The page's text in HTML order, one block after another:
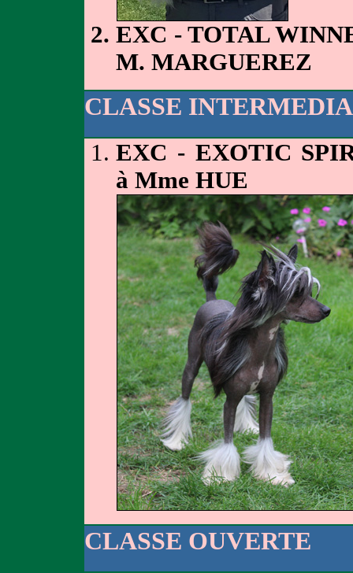
EXC - TOTAL
M. MARGUEREZ
CLASSE
EXC - EXOTIC
à Mme HUE
CLASSE OUVERTE